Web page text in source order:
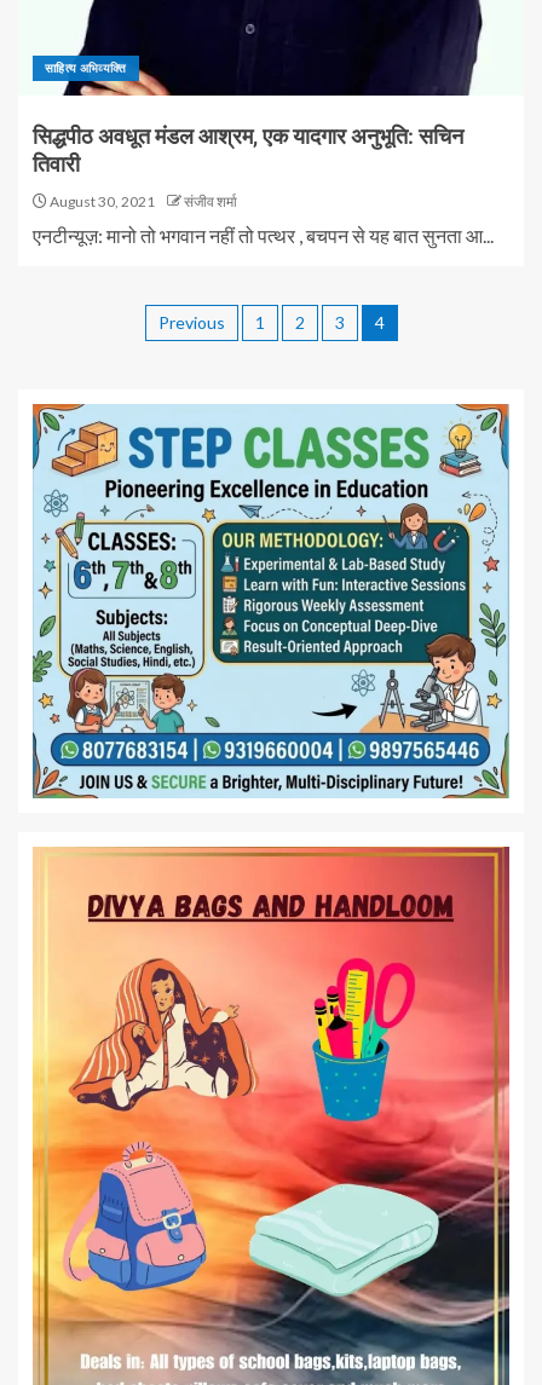
साहित्य अभिव्यक्ति
सिद्धपीठ अवधूत मंडल आश्रम, एक यादगार अनुभूति: सचिन
तिवारी
August 30, 2021 संजीव शर्मा
एनटीन्यूज़: मानो तो भगवान नहीं तो पत्थर , बचपन से यह बात सुनता आ...
Previous 1 2 3 4